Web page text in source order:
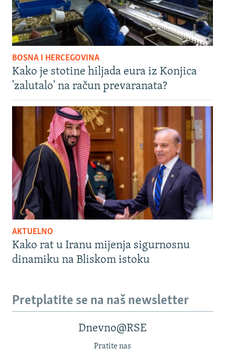
BOSNA I HERCEGOVINA
Kako je stotine hiljada eura iz Konjica
'zalutalo' na račun prevaranata?
AKTUELNO
Kako rat u Iranu mijenja sigurnosnu
dinamiku na Bliskom istoku
Pretplatite se na naš newsletter
Dnevno@RSE
Pratite nas